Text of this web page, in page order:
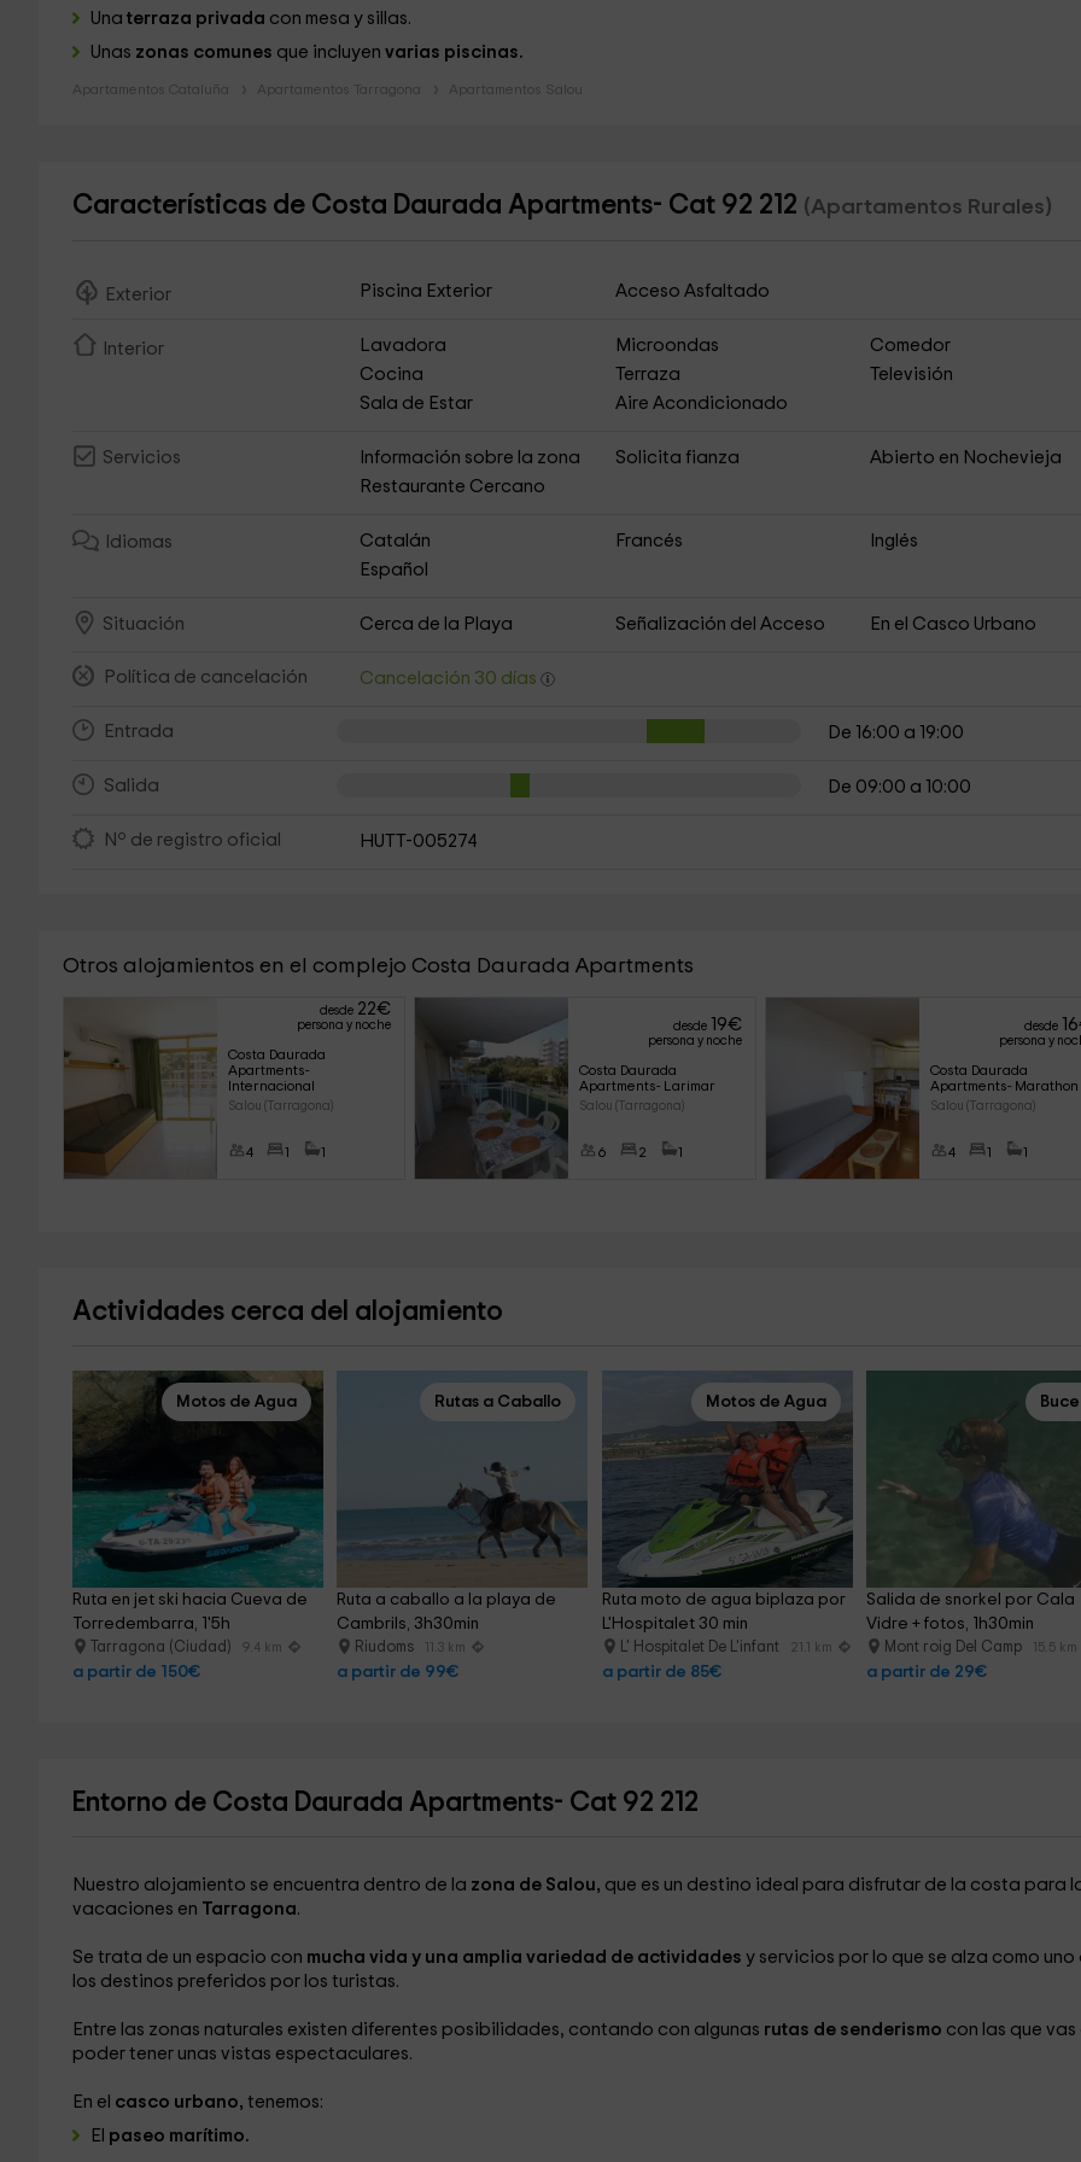
Una terraza privada con mesa y sillas.
Unas zonas comunes que incluyen varias piscinas.
Apartamentos Cataluña Apartamentos Tarragona Apartamentos Salou
Características de Costa Daurada Apartments- Cat 92 212 (Apartamentos Rurales)
Exterior Piscina Exterior Acceso Asfaltado
Interior Lavadora Microondas
Comedor
Cocina
Terraza
Televisión
Sala de Estar
Aire Acondicionado
Servicios Información sobre la zona Solicita fianza
Abierto en Nochevieja
Restaurante Cercano
Idiomas Catalán Francés
Inglés
Español
Situación Cerca de la Playa Señalización del Acceso En el Casco Urbano
Política de cancelación Cancelación 30 días
Entrada De 16:00 a 19:00
Salida De 09:00 a 10:00
Nº de registro oficial HUTT-005274
Otros alojamientos en el complejo Costa Daurada Apartments
desde 22€
persona y noche
Costa Daurada
Apartments-
Internacional
Salou (Tarragona)
4 1 1
desde 19€
persona y noche
Costa Daurada
Apartments- Larimar
Salou (Tarragona)
6 2 1
desde 16
persona y
Costa Daurada
Apartments- Marathon
Salou (Tarragona)
4 1 1
Actividades cerca del alojamiento
Motos de Agua
Ruta en jet ski hacia Cueva de
Torredembarra, 1'5h
Tarragona (Ciudad) 9.4 km
a partir de 150€
Rutas a Caballo
Ruta a caballo a la playa de
Cambrils, 3h30min
Riudoms 11.3 km
a partir de 99€
Motos de Agua
Ruta moto de agua biplaza por
L'Hospitalet 30 min
L' Hospitalet De L'infant 21.1 km
a partir de 85€
Salida de snorkel por Cala
Vidre + fotos, 1h30min
Mont roig Del Camp 15.5 km
a partir de 29€
Entorno de Costa Daurada Apartments- Cat 92 212
Nuestro alojamiento se encuentra dentro de la zona de Salou, que es un destino ideal para disfrutar de la costa para
vacaciones en Tarragona.
Se trata de un espacio con mucha vida y una amplia variedad de actividades y servicios por lo que se alza como uno
los destinos preferidos por los turistas.
Entre las zonas naturales existen diferentes posibilidades, contando con algunas rutas de senderismo con las que vas
poder tener unas vistas espectaculares.
En el casco urbano, tenemos:
El paseo marítimo.